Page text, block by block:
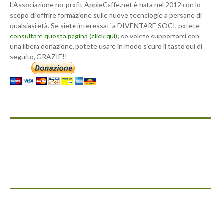
L'Associazione no-profit AppleCaffe.net è nata nel 2012 con lo
scopo di offrire formazione sulle nuove tecnologie a persone di
qualsiasi età. Se siete interessati a DIVENTARE SOCI, potete
consultare questa pagina (click qui); se volete supportarci con
una libera donazione, potete usare in modo sicuro il tasto qui di
seguito, GRAZIE!!